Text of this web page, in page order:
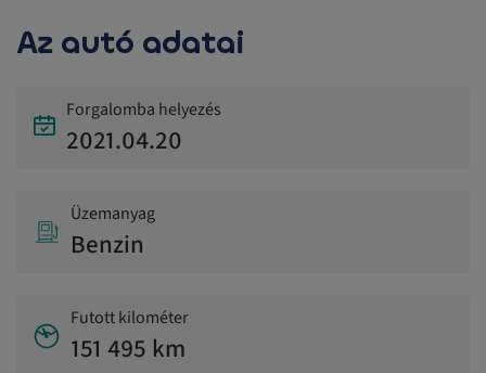
Az autó adatai
Forgalomba helyezés
2021.04.20
Üzemanyag
Benzin
Futott kilométer
151 495 km